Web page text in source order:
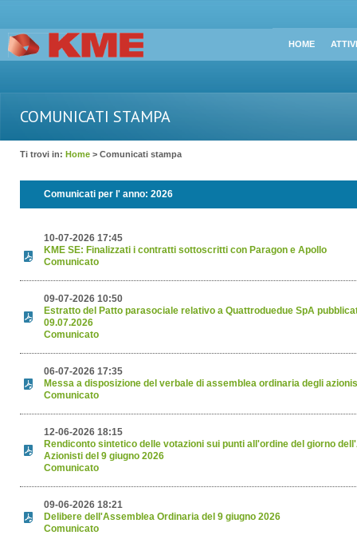
HOME
COMUNICATI STAMPA
Ti trovi in: Home > Comunicati stampa
Comunicati per l' anno: 2026
10-07-2026 17:45
KME SE: Finalizzati i contratti sottoscritti con Paragon e Apollo
Comunicato
09-07-2026 10:50
Estratto del Patto parasociale relativo a Quattroduedue SpA
09.07.2026
Comunicato
06-07-2026 17:35
Messa a disposizione del verbale di assemblea ordinaria degli
Comunicato
12-06-2026 18:15
Rendiconto sintetico delle votazioni sui punti all'ordine del giorno
Azionisti del 9 giugno 2026
Comunicato
09-06-2026 18:21
Delibere dell'Assemblea Ordinaria del 9 giugno 2026
Comunicato